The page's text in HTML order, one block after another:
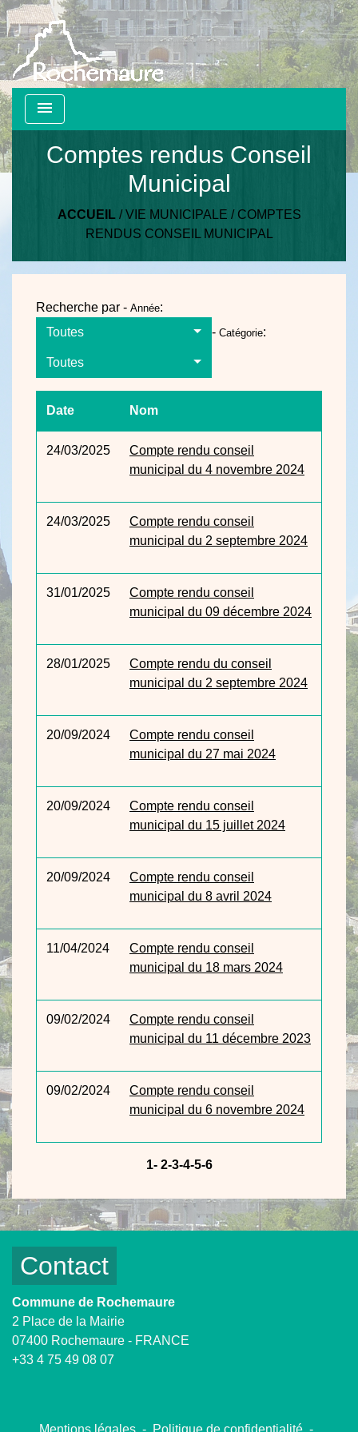
menu
Comptes rendus Conseil
Municipal
ACCUEIL /VIE MUNICIPALE / COMPTES
RENDUS CONSEIL MUNICIPAL
Recherche par - Année:
Toutes
- Catégorie:
Toutes
Date Nom
24/03/2025
Compte rendu conseil
municipal du 4 novembre 2024
24/03/2025
Compte rendu conseil
municipal du 2 septembre 2024
31/01/2025
Compte rendu conseil
municipal du 09 décembre 2024
28/01/2025
Compte rendu du conseil
municipal du 2 septembre 2024
20/09/2024
Compte rendu conseil
municipal du 27 mai 2024
20/09/2024
Compte rendu conseil
municipal du 15 juillet 2024
20/09/2024
Compte rendu conseil
municipal du 8 avril 2024
11/04/2024
Compte rendu conseil
municipal du 18 mars 2024
09/02/2024
Compte rendu conseil
municipal du 11 décembre 2023
09/02/2024
Compte rendu conseil
municipal du 6 novembre 2024
1- 2-3-4-5-6
Contact
Commune de Rochemaure
2 Place de la Mairie
07400 Rochemaure - FRANCE
+33 4 75 49 08 07
Mentions légales - Politique de confidentialité -